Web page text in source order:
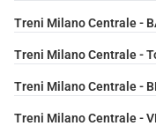
Treni Milano Centrale -
Treni Milano Centrale -
Treni Milano Centrale -
Treni Milano Centrale -